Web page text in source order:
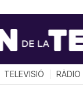
TELEVISIÓ RÀDIO